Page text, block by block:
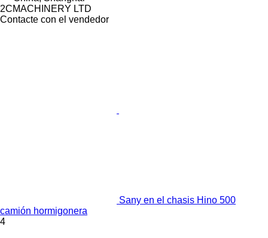
2CMACHINERY LTD
Contacte con el vendedor
Sany en el chasis Hino 500
camión hormigonera
4